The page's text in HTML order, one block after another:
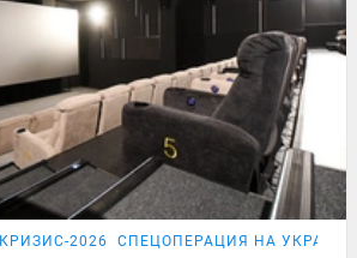
КРИЗИС-2026 СПЕЦОПЕРАЦИЯ НА УКРАИНЕ